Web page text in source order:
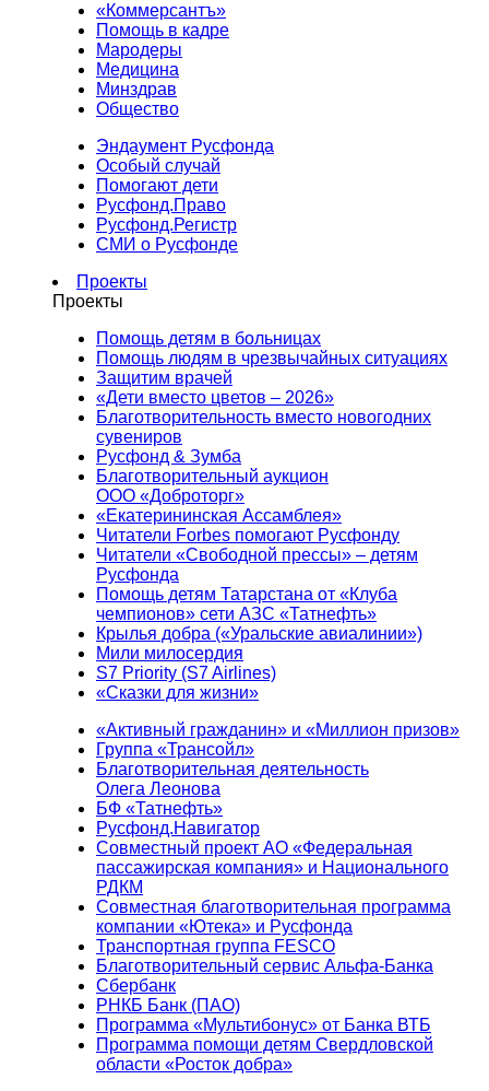
«Коммерсантъ»
Помощь в кадре
Мародеры
Медицина
Минздрав
Общество
Эндаумент Русфонда
Особый случай
Помогают дети
Русфонд.Право
Русфонд.Регистр
СМИ о Русфонде
Проекты
Проекты
Помощь детям в больницах
Помощь людям в чрезвычайных ситуациях
Защитим врачей
«Дети вместо цветов – 2026»
Благотворительность вместо новогодних
сувениров
Русфонд & Зумба
Благотворительный аукцион
ООО «Доброторг»
«Екатерининская Ассамблея»
Читатели Forbes помогают Русфонду
Читатели «Свободной прессы» – детям
Русфонда
Помощь детям Татарстана от «Клуба
чемпионов» сети АЗС «Татнефть»
Крылья добра («Уральские авиалинии»)
Мили милосердия
S7 Priority (S7 Airlines)
«Сказки для жизни»
«Активный гражданин» и «Миллион призов»
Группа «Трансойл»
Благотворительная деятельность
Олега Леонова
БФ «Татнефть»
Русфонд.Навигатор
Совместный проект АО «Федеральная
пассажирская компания» и Национального
РДКМ
Совместная благотворительная программа
компании «Ютека» и Русфонда
Транспортная группа FESCO
Благотворительный сервис Альфа-Банка
Сбербанк
РНКБ Банк (ПАО)
Программа «Мультибонус» от Банка ВТБ
Программа помощи детям Свердловской
области «Росток добра»